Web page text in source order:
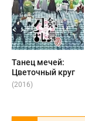
Танец мечей:
Цветочный круг
(2016)